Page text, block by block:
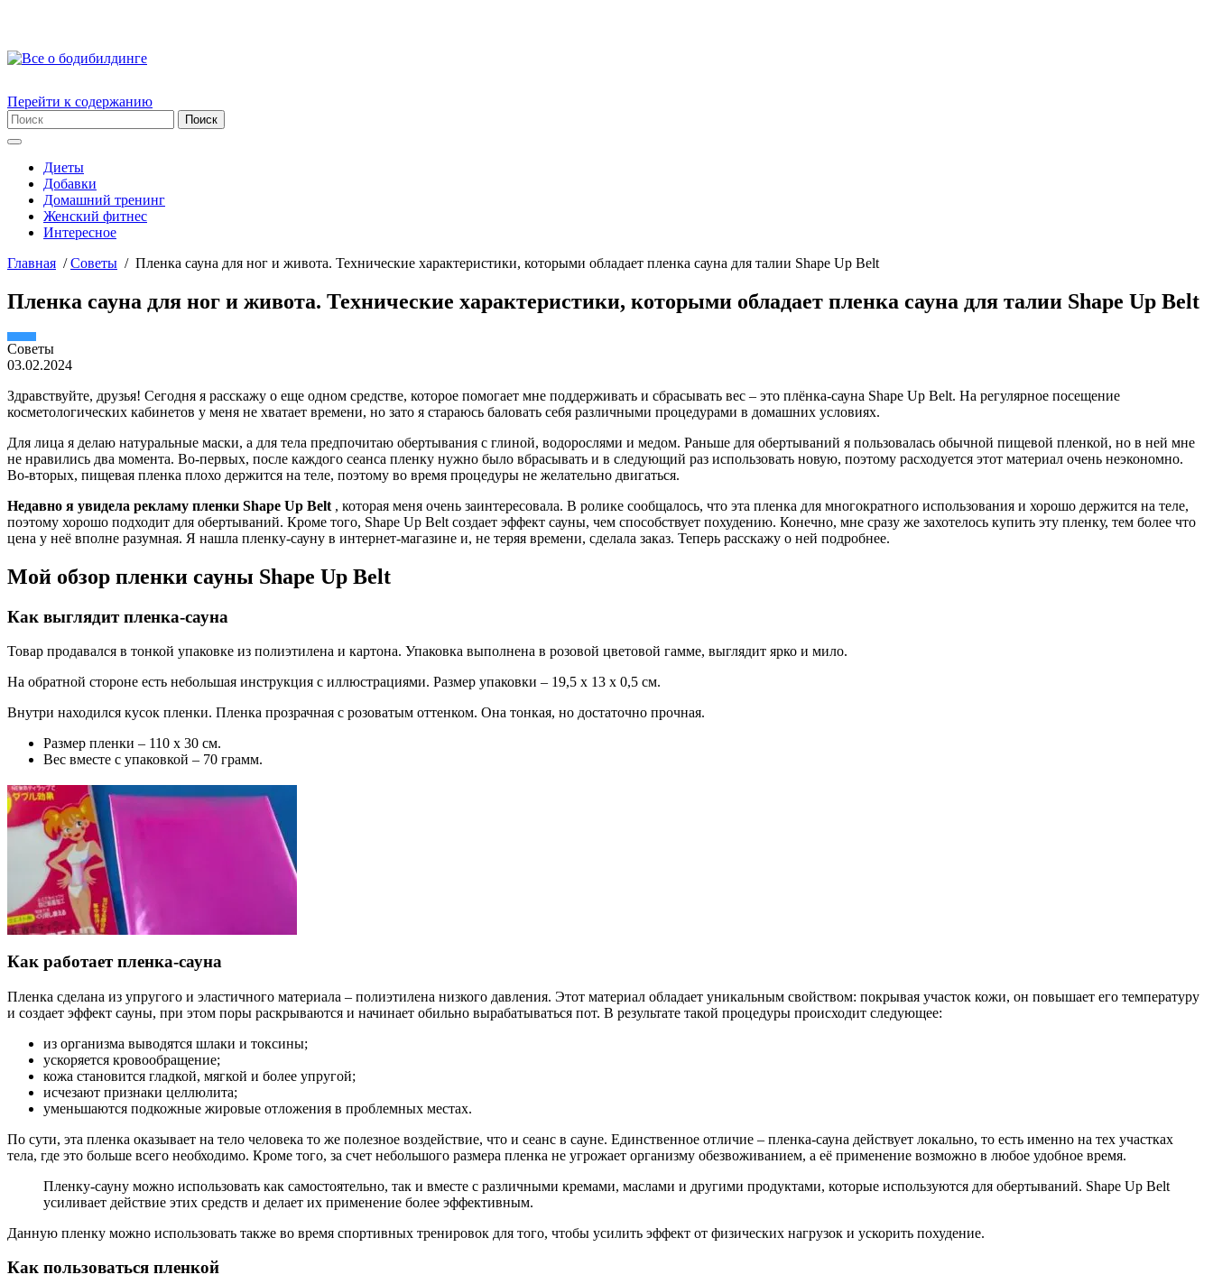
Перейти к содержанию
Диеты
Добавки
Домашний тренинг
Женский фитнес
Интересное
Главная /Советы / Пленка сауна для ног и живота. Технические характеристики, которыми обладает пленка сауна для талии Shape Up Belt
Пленка сауна для ног и живота. Технические характеристики, которыми обладает пленка сауна для талии Shape Up Belt
Советы
03.02.2024
Здравствуйте, друзья! Сегодня я расскажу о еще одном средстве, которое помогает мне поддерживать и сбрасывать вес – это плёнка-сауна Shape Up Belt. На регулярное посещение
косметологических кабинетов у меня не хватает времени, но зато я стараюсь баловать себя различными процедурами в домашних условиях.
Для лица я делаю натуральные маски, а для тела предпочитаю обертывания с глиной, водорослями и медом. Раньше для обертываний я пользовалась обычной пищевой пленкой, но в ней мне
не нравились два момента. Во-первых, после каждого сеанса пленку нужно было вбрасывать и в следующий раз использовать новую, поэтому расходуется этот материал очень неэкономно.
Во-вторых, пищевая пленка плохо держится на теле, поэтому во время процедуры не желательно двигаться.
Недавно я увидела рекламу пленки Shape Up Belt , которая меня очень заинтересовала. В ролике сообщалось, что эта пленка для многократного использования и хорошо держится на теле,
поэтому хорошо подходит для обертываний. Кроме того, Shape Up Belt создает эффект сауны, чем способствует похудению. Конечно, мне сразу же захотелось купить эту пленку, тем более что
цена у неё вполне разумная. Я нашла пленку-сауну в интернет-магазине и, не теряя времени, сделала заказ. Теперь расскажу о ней подробнее.
Мой обзор пленки сауны Shape Up Belt
Как выглядит пленка-сауна
Товар продавался в тонкой упаковке из полиэтилена и картона. Упаковка выполнена в розовой цветовой гамме, выглядит ярко и мило.
На обратной стороне есть небольшая инструкция с иллюстрациями. Размер упаковки – 19,5 х 13 х 0,5 см.
Внутри находился кусок пленки. Пленка прозрачная с розоватым оттенком. Она тонкая, но достаточно прочная.
Размер пленки – 110 х 30 см.
Вес вместе с упаковкой – 70 грамм.
Как работает пленка-сауна
Пленка сделана из упругого и эластичного материала – полиэтилена низкого давления. Этот материал обладает уникальным свойством: покрывая участок кожи, он повышает его температуру
и создает эффект сауны, при этом поры раскрываются и начинает обильно вырабатываться пот. В результате такой процедуры происходит следующее:
из организма выводятся шлаки и токсины;
ускоряется кровообращение;
кожа становится гладкой, мягкой и более упругой;
исчезают признаки целлюлита;
уменьшаются подкожные жировые отложения в проблемных местах.
По сути, эта пленка оказывает на тело человека то же полезное воздействие, что и сеанс в сауне. Единственное отличие – пленка-сауна действует локально, то есть именно на тех участках
тела, где это больше всего необходимо. Кроме того, за счет небольшого размера пленка не угрожает организму обезвоживанием, а её применение возможно в любое удобное время.
Пленку-сауну можно использовать как самостоятельно, так и вместе с различными кремами, маслами и другими продуктами, которые используются для обертываний. Shape Up Belt
усиливает действие этих средств и делает их применение более эффективным.
Данную пленку можно использовать также во время спортивных тренировок для того, чтобы усилить эффект от физических нагрузок и ускорить похудение.
Как пользоваться пленкой